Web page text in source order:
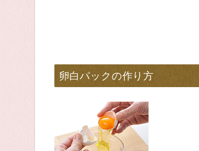
卵白パックの作り方